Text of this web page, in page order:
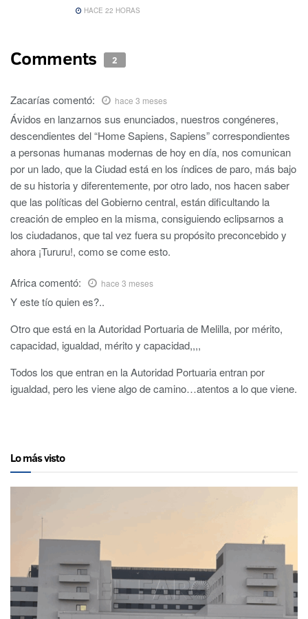
HACE 22 HORAS
Comments 2
Zacarías comentó: hace 3 meses
Ávidos en lanzarnos sus enunciados, nuestros congéneres,
descendientes del “Home Sapiens, Sapiens” correspondientes
a personas humanas modernas de hoy en día, nos comunican
por un lado, que la Ciudad está en los índices de paro, más bajo
de su historia y diferentemente, por otro lado, nos hacen saber
que las políticas del Gobierno central, están dificultando la
creación de empleo en la misma, consiguiendo eclipsarnos a
los ciudadanos, que tal vez fuera su propósito preconcebido y
ahora ¡Tururu!, como se come esto.
Africacomentó: hace 3 meses
Y este tío quien es?..
Otro que está en la Autoridad Portuaria de Melilla, por mérito,
capacidad, igualdad, mérito y capacidad,,,,
Todos los que entran en la Autoridad Portuaria entran por
igualdad, pero les viene algo de camino…atentos a lo que viene.
Lo más visto